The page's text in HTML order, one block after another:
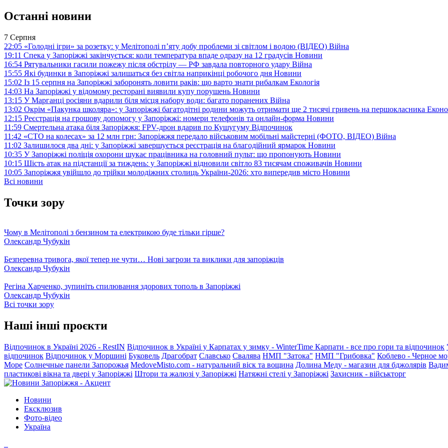
Останні новини
7 Серпня
22:05 «Голодні ігри» за розетку: у Мелітополі п’яту добу проблеми зі світлом і водою (ВІДЕО) Війна
19:11 Спека у Запоріжжі закінчується: коли температура впаде одразу на 12 градусів Новини
16:54 Рятувальники гасили пожежу після обстрілу — РФ завдала повторного удару Війна
15:55 Які будинки в Запоріжжі залишаться без світла наприкінці робочого дня Новини
15:02 Із 15 серпня на Запоріжжі заборонять ловити раків: що варто знати рибалкам Екологія
14:03 На Запоріжжі у відомому ресторані виявили купу порушень Новини
13:15 У Марганці росіяни вдарили біля місця набору води: багато поранених Війна
13:02 Окрім «Пакунка школяра»: у Запоріжжі багатодітні родини можуть отримати ще 2 тисячі гривень на першокласника
12:15 Реєстрація на грошову допомогу у Запоріжжі: номери телефонів та онлайн-форма Новини
11:59 Смертельна атака біля Запоріжжя: FPV-дрон вдарив по Кушугуму Відпочинок
11:42 «СТО на колесах» за 12 млн грн: Запоріжжя передало військовим мобільні майстерні (ФОТО, ВІДЕО) Війна
11:02 Залишилося два дні: у Запоріжжі завершується реєстрація на благодійний ярмарок Новини
10:35 У Запоріжжі поліція охорони шукає працівника на головний пульт: що пропонують Новини
10:15 Шість атак на підстанції за тиждень: у Запоріжжі відновили світло 83 тисячам споживачів Новини
10:05 Запоріжжя увійшло до трійки молодіжних столиць України-2026: хто випередив місто Новини
Всі новини
Точки зору
Чому в Мелітополі з бензином та електрикою буде тільки гірше?
Олександр Чубукін
Безперевна тривога, якої тепер не чути… Нові загрози та виклики для запоріжців
Олександр Чубукін
Регіна Харченко, зупиніть спилювання здорових тополь в Запоріжжі
Олександр Чубукін
Всі точки зору
Наші інші проєкти
Відпочинок в Україні 2026 - RestIN Відпочинок в Україні у Карпатах у зимку - WinterTime Карпати - все про гори та відпочинок
відпочинок Відпочинок у Моршині Буковель Драгобрат Славсько Свалява НМП "Затока" НМП "Грибовка" Коблево - Черное
Море Солнечные панели Запорожья MedoveMisto.com - натуральний віск та вощина Долина Меду - магазин для бджолярів
пластикові вікна та двері у Запоріжжі Штори та жалюзі у Запоріжжі Натяжні стелі у Запоріжжі Захисник - військторг
Новини
Ексклюзив
Фото-відео
Україна